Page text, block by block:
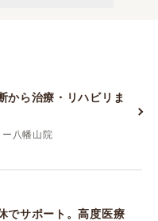
から治療・リハビリま
八幡山院
でサポート。高度医療